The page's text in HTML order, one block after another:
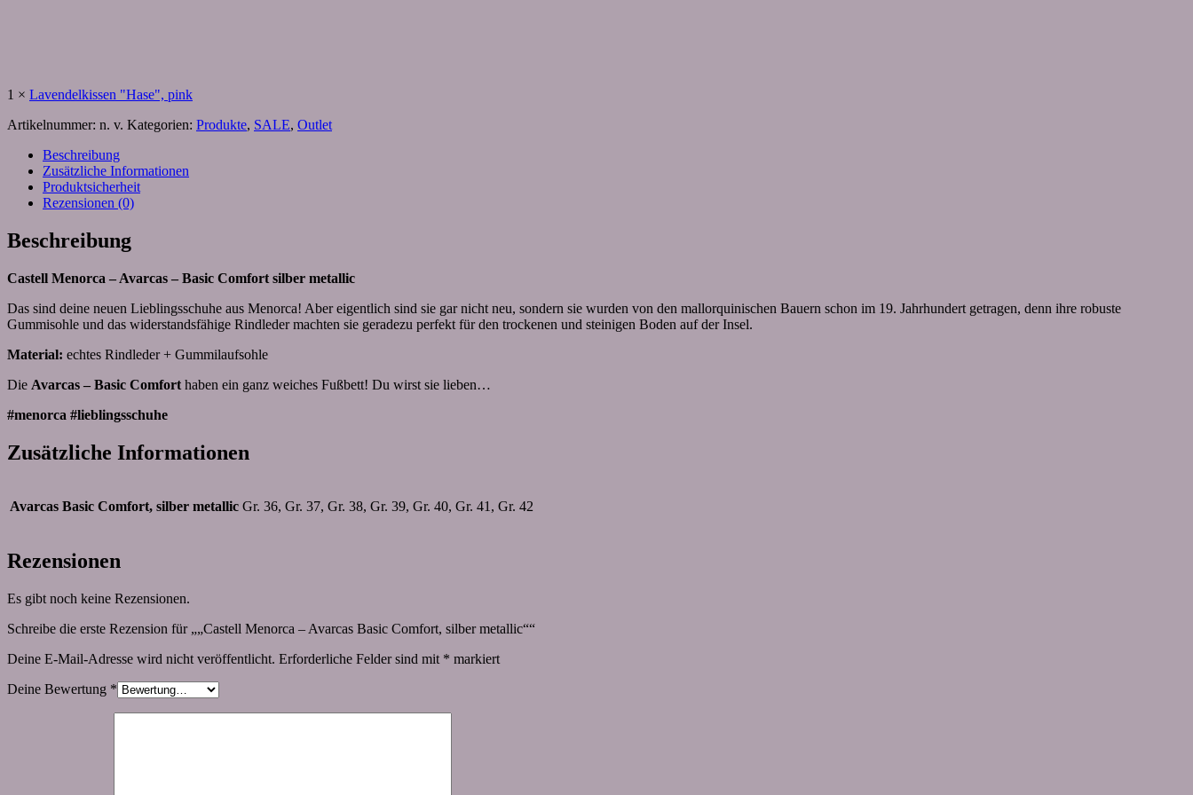
1 × Lavendelkissen "Hase", pink
Artikelnummer: n. v. Kategorien: Produkte, SALE, Outlet
Beschreibung
Zusätzliche Informationen
Produktsicherheit
Rezensionen (0)
Beschreibung
Castell Menorca – Avarcas – Basic Comfort silber metallic
Das sind deine neuen Lieblingsschuhe aus Menorca! Aber eigentlich sind sie gar nicht neu, sondern sie wurden von den mallorquinischen Bauern schon im 19. Jahrhundert getragen, denn ihre robuste
Gummisohle und das widerstandsfähige Rindleder machten sie geradezu perfekt für den trockenen und steinigen Boden auf der Insel.
Material: echtes Rindleder + Gummilaufsohle
Die Avarcas – Basic Comfort haben ein ganz weiches Fußbett! Du wirst sie lieben…
#menorca #lieblingsschuhe
Zusätzliche Informationen
Avarcas Basic Comfort, silber metallic Gr. 36, Gr. 37, Gr. 38, Gr. 39, Gr. 40, Gr. 41, Gr. 42
Rezensionen
Es gibt noch keine Rezensionen.
Schreibe die erste Rezension für „„Castell Menorca – Avarcas Basic Comfort, silber metallic““
Deine E-Mail-Adresse wird nicht veröffentlicht. Erforderliche Felder sind mit * markiert
Deine Bewertung *